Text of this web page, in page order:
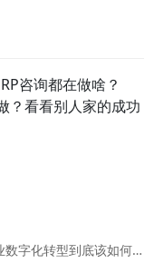
咨询都在做啥？
？看看别人家的成功
化转型到底该如何落地?